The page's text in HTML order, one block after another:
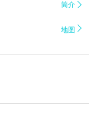
简介 
地图 